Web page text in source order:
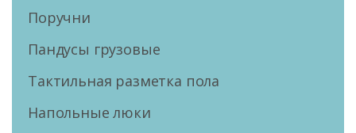
Поручни
Пандусы грузовые
Тактильная разметка пола
Напольные люки